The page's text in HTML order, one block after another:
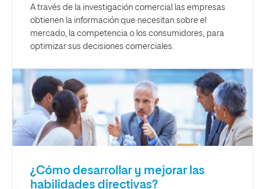
A través de la investigación comercial las empresas
obtienen la información que necesitan sobre el
mercado, la competencia o los consumidores, para
optimizar sus decisiones comerciales.
¿Cómo desarrollar y mejorar las
habilidades directivas?